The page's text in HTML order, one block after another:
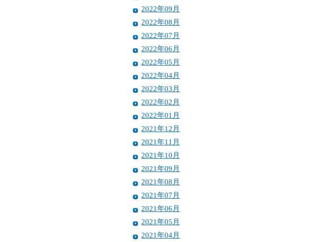
2022年09月
2022年08月
2022年07月
2022年06月
2022年05月
2022年04月
2022年03月
2022年02月
2022年01月
2021年12月
2021年11月
2021年10月
2021年09月
2021年08月
2021年07月
2021年06月
2021年05月
2021年04月